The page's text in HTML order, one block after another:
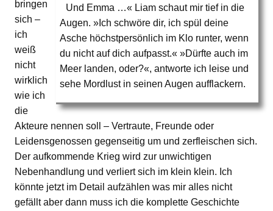
Und Emma …« Liam schaut mir tief in die
Augen. »Ich schwöre dir, ich spül deine
Asche höchstpersönlich im Klo runter, wenn
du nicht auf dich aufpasst.« »Dürfte auch im
Meer landen, oder?«, antworte ich leise und
sehe Mordlust in seinen Augen aufflackern.
bringen
sich –
ich
weiß
nicht
wirklich
wie ich
die
Akteure nennen soll – Vertraute, Freunde oder
Leidensgenossen gegenseitig um und zerfleischen sich.
Der aufkommende Krieg wird zur unwichtigen
Nebenhandlung und verliert sich im klein klein. Ich
könnte jetzt im Detail aufzählen was mir alles nicht
gefällt aber dann muss ich die komplette Geschichte